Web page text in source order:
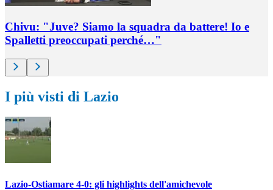
Chivu: "Juve? Siamo la squadra da battere! Io e
Spalletti preoccupati perché…"
I più visti di Lazio
Lazio-Ostiamare 4-0: gli highlights dell'amichevole